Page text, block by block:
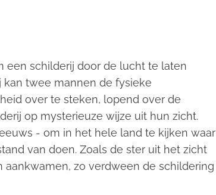
een schilderij door de lucht te laten
kan twee mannen de fysieke
over te steken, lopend over de
op mysterieuze wijze uit hun zicht.
- om in het hele land te kijken waar
van doen. Zoals de ster uit het zicht
zo verdween de schildering